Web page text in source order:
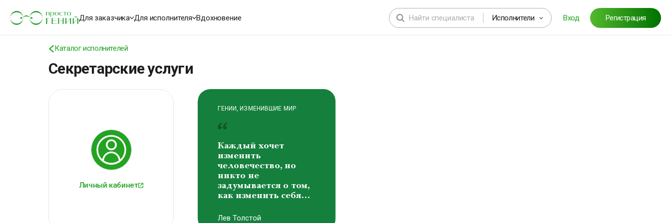
Для заказчика Для исполнителя Вдохновение Исполнители Вход Регистрация
Каталог исполнителей
Секретарские услуги
Личный кабинет
ГЕНИИ, ИЗМЕНИВШИЕ МИР
Каждый хочет
изменить
человечество, но
никто не
задумывается о том,
как изменить себя…
Лев Толстой